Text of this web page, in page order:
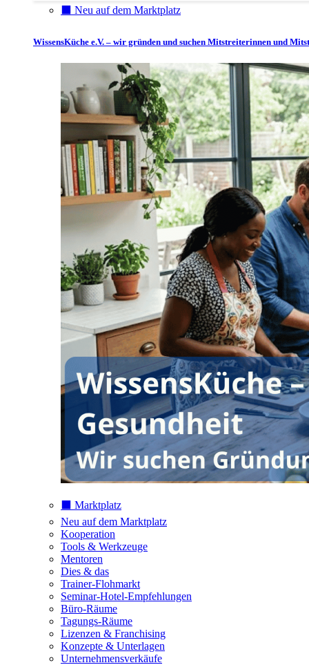
⬛️ Neu auf dem Marktplatz
WissensKüche e.V. – wir gründen und suchen Mitstreiterinnen und
⬛️ Marktplatz
Neu auf dem Marktplatz
Kooperation
Tools & Werkzeuge
Mentoren
Dies & das
Trainer-Flohmarkt
Seminar-Hotel-Empfehlungen
Büro-Räume
Tagungs-Räume
Lizenzen & Franchising
Konzepte & Unterlagen
Unternehmensverkäufe